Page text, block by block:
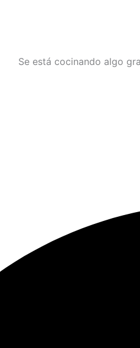
Se está cocinando algo